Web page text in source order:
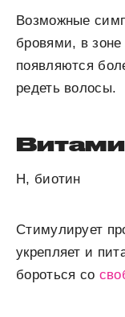
Возможные
бровями, в зоне
появляются
редеть волосы.
Н, биотин
Стимулирует
укрепляет и
бороться со